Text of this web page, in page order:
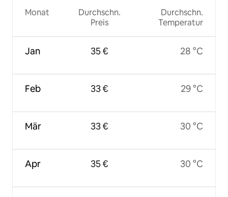
Monat
Jan
Feb
Mär
Apr
Durchschn.
Preis
35 €
33 €
33 €
35 €
Durchschn.
Temperatur
28 °C
29 °C
30 °C
30 °C